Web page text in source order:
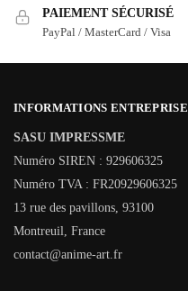
PAIEMENT SÉCURISÉ
PayPal / MasterCard / Visa
INFORMATIONS ENTREPRISE
SASU IMPRESSME
Numéro SIREN : 929606325
Numéro TVA : FR20929606325
13 rue des pavillons, 93100
Montreuil, France
contact@anime-art.fr